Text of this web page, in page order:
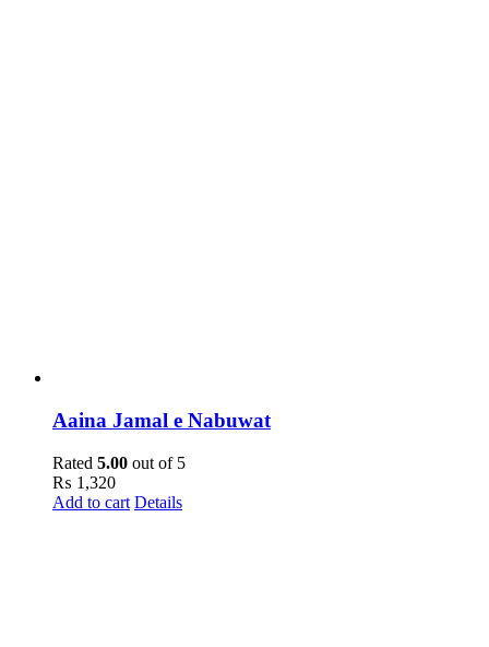
Aaina Jamal e Nabuwat
Rated 5.00 out of 5
₨ 1,320
Add to cart Details